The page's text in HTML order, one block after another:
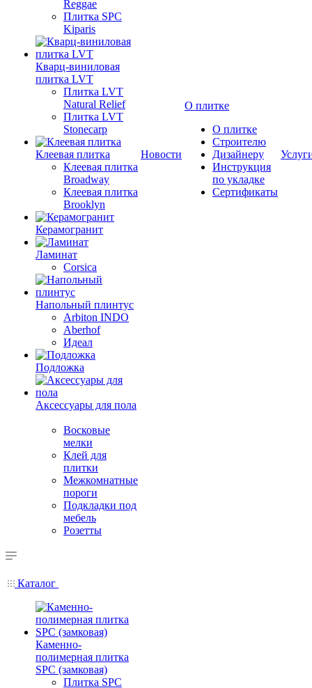
Reggae
Плитка SPC
Kiparis
Кварц-виниловая
плитка LVT
Плитка LVT
Natural Relief
Плитка LVT
Stonecarp
Клеевая плитка
Клеевая плитка
Broadway
Клеевая плитка
Brooklyn
Керамогранит
Ламинат
Corsica
Напольный плинтус
Arbiton INDO
Aberhof
Идеал
Подложка
Аксессуары для пола
Восковые
мелки
Клей для
плитки
Межкомнатные
пороги
Подкладки под
мебель
Розетты
Новости
О плитке
О плитке
Строителю
Дизайнеру
Инструкция
по укладке
Сертификаты
Каталог
Каменно-
полимерная плитка
SPC (замковая)
Плитка SPC